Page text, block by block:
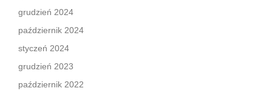
grudzień 2024
październik 2024
styczeń 2024
grudzień 2023
październik 2022